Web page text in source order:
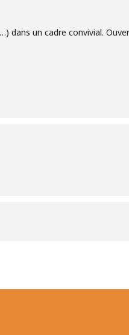
dans un cadre convivial.